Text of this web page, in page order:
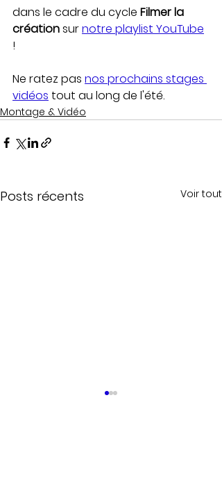
dans le cadre du cycle Filmer la
création sur notre playlist YouTube
!
Ne ratez pas nos prochains stages
vidéos tout au long de l'été.
Montage & Vidéo
Posts récents Voir tout